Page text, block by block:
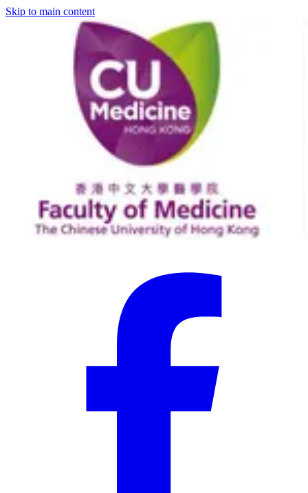
Skip to main content